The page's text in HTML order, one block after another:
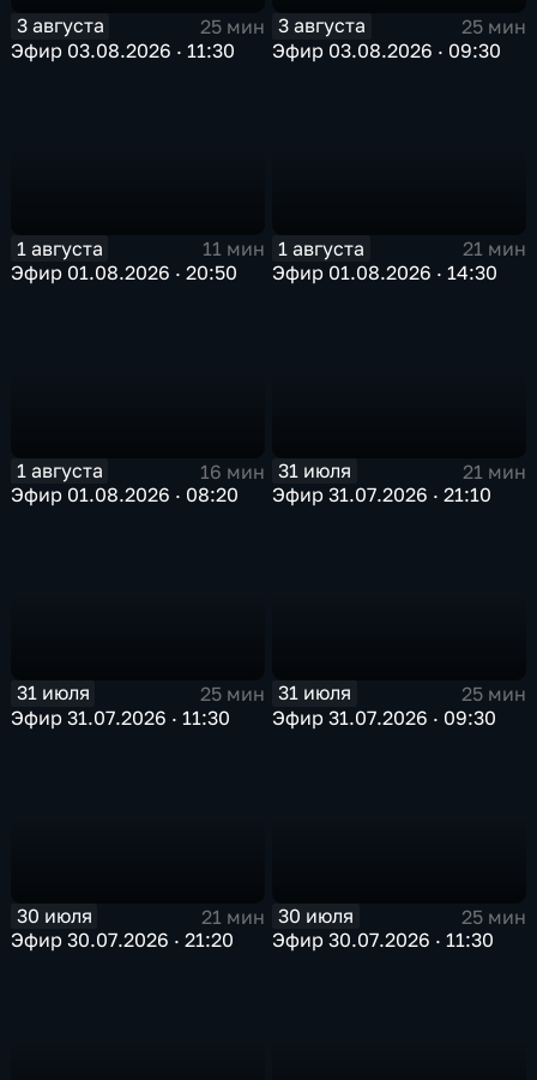
3 августа
25 мин
Эфир 03.08.2026 · 11:30
3 августа
25 мин
Эфир 03.08.2026 · 09:30
1 августа
11 мин
Эфир 01.08.2026 · 20:50
1 августа
21 мин
Эфир 01.08.2026 · 14:30
1 августа
16 мин
Эфир 01.08.2026 · 08:20
31 июля
21 мин
Эфир 31.07.2026 · 21:10
31 июля
25 мин
Эфир 31.07.2026 · 11:30
31 июля
25 мин
Эфир 31.07.2026 · 09:30
30 июля
21 мин
Эфир 30.07.2026 · 21:20
30 июля
25 мин
Эфир 30.07.2026 · 11:30